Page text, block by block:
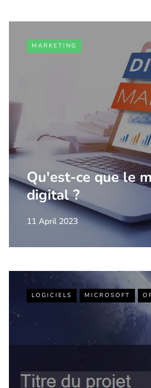
MARKETING
Qu'est-ce que le
digital ?
11 April 2023
LOGICIELS MICROSOFT